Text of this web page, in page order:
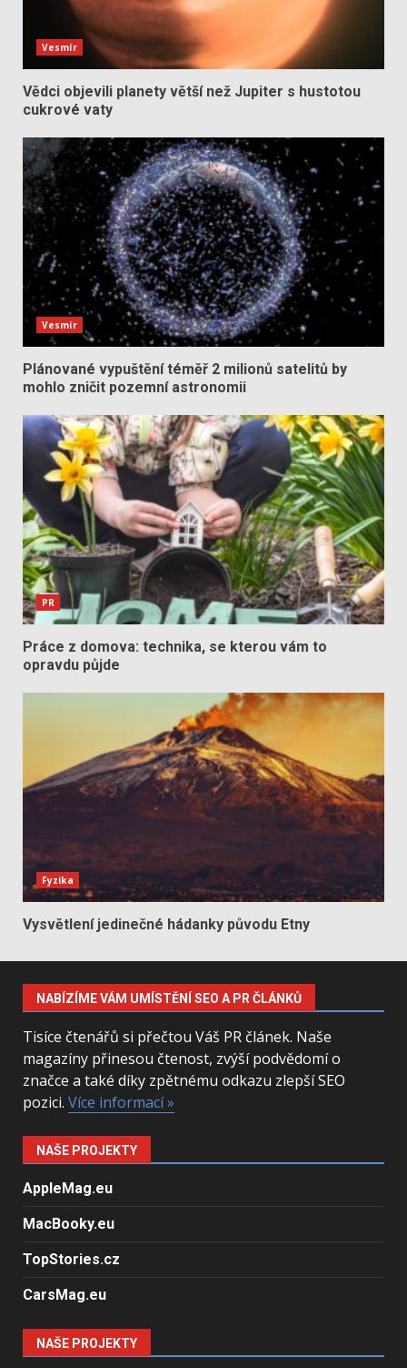
Vesmír
Vědci objevili planety větší než Jupiter s hustotou
cukrové vaty
Vesmír
Plánované vypuštění téměř 2 milionů satelitů by
mohlo zničit pozemní astronomii
PR
Práce z domova: technika, se kterou vám to
opravdu půjde
Fyzika
Vysvětlení jedinečné hádanky původu Etny
NABÍZÍME VÁM UMÍSTĚNÍ SEO A PR ČLÁNKŮ
Tisíce čtenářů si přečtou Váš PR článek. Naše
magazíny přinesou čtenost, zvýší podvědomí o
značce a také díky zpětnému odkazu zlepší SEO
pozici. Více informací »
NAŠE PROJEKTY
AppleMag.eu
MacBooky.eu
TopStories.cz
CarsMag.eu
NAŠE PROJEKTY